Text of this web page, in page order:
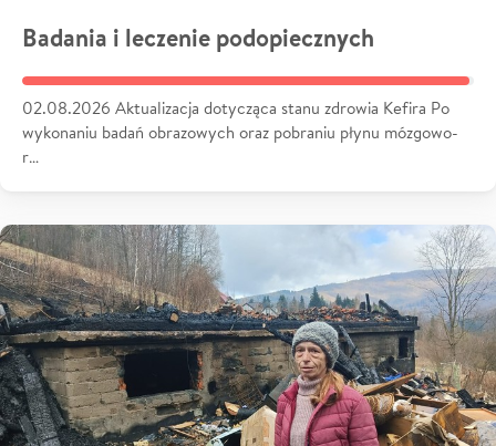
Badania i leczenie podopiecznych
02.08.2026 Aktualizacja dotycząca stanu zdrowia Kefira Po
wykonaniu badań obrazowych oraz pobraniu płynu mózgowo-
r…